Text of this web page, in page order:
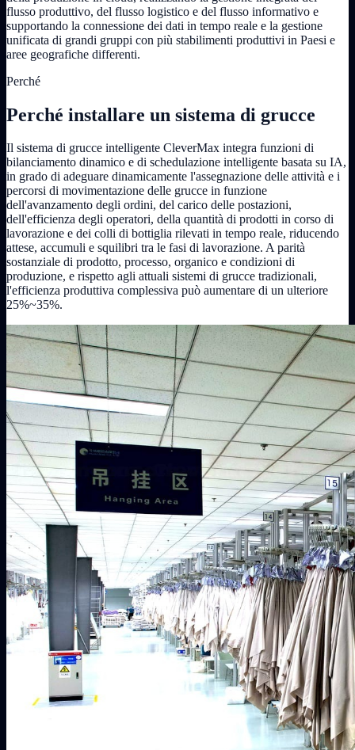
flusso produttivo, del flusso logistico e del flusso informativo e
supportando la connessione dei dati in tempo reale e la gestione
unificata di grandi gruppi con più stabilimenti produttivi in Paesi e
aree geografiche differenti.
Perché
Perché installare un sistema di grucce
Il sistema di grucce intelligente CleverMax integra funzioni di
bilanciamento dinamico e di schedulazione intelligente basata su IA,
in grado di adeguare dinamicamente l'assegnazione delle attività e i
percorsi di movimentazione delle grucce in funzione
dell'avanzamento degli ordini, del carico delle postazioni,
dell'efficienza degli operatori, della quantità di prodotti in corso di
lavorazione e dei colli di bottiglia rilevati in tempo reale, riducendo
attese, accumuli e squilibri tra le fasi di lavorazione. A parità
sostanziale di prodotto, processo, organico e condizioni di
produzione, e rispetto agli attuali sistemi di grucce tradizionali,
l'efficienza produttiva complessiva può aumentare di un ulteriore
25%~35%.